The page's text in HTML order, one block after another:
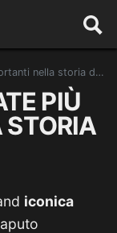
nella storia della band
PIÙ
STORIA
iconica